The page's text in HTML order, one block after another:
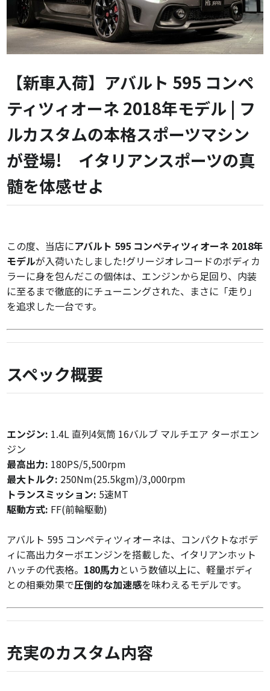
【新車入荷】アバルト 595 コンペ
ティツィオーネ 2018年モデル | フ
ルカスタムの本格スポーツマシン
が登場! イタリアンスポーツの真
髄を体感せよ
この度、当店にアバルト 595 コンペティツィオーネ 2018年
モデルが入荷いたしました!グリージオレコードのボディカ
ラーに身を包んだこの個体は、エンジンから足回り、内装
に至るまで徹底的にチューニングされた、まさに「走り」
を追求した一台です。
スペック概要
エンジン: 1.4L 直列4気筒 16バルブ マルチエア ターボエン
ジン
最高出力: 180PS/5,500rpm
最大トルク: 250Nm(25.5kgm)/3,000rpm
トランスミッション: 5速MT
駆動方式: FF(前輪駆動)
アバルト 595 コンペティツィオーネは、コンパクトなボデ
ィに高出力ターボエンジンを搭載した、イタリアンホット
ハッチの代表格。 180馬力という数値以上に、軽量ボディ
との相乗効果で圧倒的な加速感を味わえるモデルです。
充実のカスタム内容